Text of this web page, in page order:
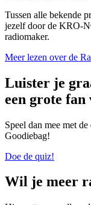
Tussen alle bekende
jezelf door de KRO-
radiomaker.
Meer lezen over de
Luister je
een grote fan
Speel dan mee met
Goodiebag!
Doe de quiz!
Wil je meer